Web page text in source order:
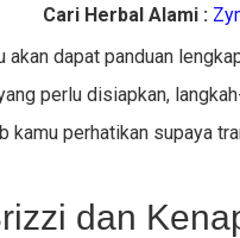
Cari Herbal Alami :
akan dapat panduan
perlu disiapkan,
kamu perhatikan supaya
dan